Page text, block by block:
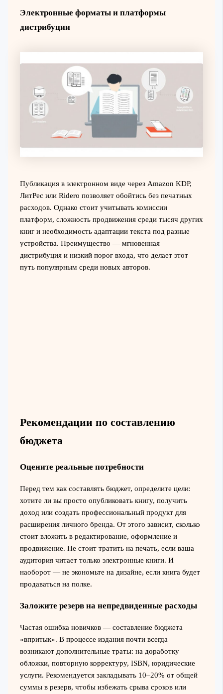
Электронные форматы и платформы
дистрибуции
Публикация в электронном виде через Amazon KDP,
ЛитРес или Ridero позволяет обойтись без печатных
расходов. Однако стоит учитывать комиссии
платформ, сложность продвижения среди тысяч других
книг и необходимость адаптации текста под разные
устройства. Преимущество — мгновенная
дистрибуция и низкий порог входа, что делает этот
путь популярным среди новых авторов.
Рекомендации по составлению
бюджета
Оцените реальные потребности
Перед тем как составлять бюджет, определите цели:
хотите ли вы просто опубликовать книгу, получить
доход или создать профессиональный продукт для
расширения личного бренда. От этого зависит, сколько
стоит вложить в редактирование, оформление и
продвижение. Не стоит тратить на печать, если ваша
аудитория читает только электронные книги. И
наоборот — не экономьте на дизайне, если книга будет
продаваться на полке.
Заложите резерв на непредвиденные расходы
Частая ошибка новичков — составление бюджета
«впритык». В процессе издания почти всегда
возникают дополнительные траты: на доработку
обложки, повторную корректуру, ISBN, юридические
услуги. Рекомендуется закладывать 10–20% от общей
суммы в резерв, чтобы избежать срыва сроков или